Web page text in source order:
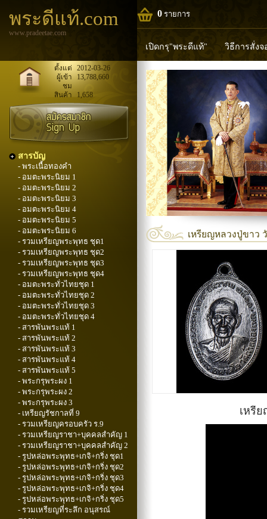
พระดีแท้.com
www.pradeetae.com
0 รายการ
เปิดกรุ"พระดีแท้" วิธีการสั่งจ
หลวงพ่อทวด หลวงปู่ทิม
พระพุทธวิริยากร
ตั้งแต่
2012-03-26
ผู้เข้า
ชม
13,788,660
สินค้า 1,658
สารบัญ
- พระเนื้อทองคำ
- อมตะพระนิยม 1
- อมตะพระนิยม 2
- อมตะพระนิยม 3
- อมตะพระนิยม 4
- อมตะพระนิยม 5
- อมตะพระนิยม 6
- รวมเหรียญพระพุทธ ชุด1
- รวมเหรียญพระพุทธ ชุด2
- รวมเหรียญพระพุทธ ชุด3
- รวมเหรียญพระพุทธ ชุด4
- อมตะพระทั่วไทยชุด 1
- อมตะพระทั่วไทยชุด 2
- อมตะพระทั่วไทยชุด 3
- อมตะพระทั่วไทยชุด 4
- สารพันพระแท้ 1
- สารพันพระแท้ 2
- สารพันพระแท้ 3
- สารพันพระแท้ 4
- สารพันพระแท้ 5
- พระกรุพระผง 1
- พระกรุพระผง 2
- พระกรุพระผง 3
- เหรียญรัชกาลที่ 9
- รวมเหรียญครอบครัว ร.9
- รวมเหรียญราชา+บุคคลสำคัญ 1
- รวมเหรียญราชา+บุคคลสำคัญ 2
- รูปหล่อพระพุทธ+เกจิ+กริ่ง ชุด1
- รูปหล่อพระพุทธ+เกจิ+กริ่ง ชุด2
- รูปหล่อพระพุทธ+เกจิ+กริ่ง ชุด3
- รูปหล่อพระพุทธ+เกจิ+กริ่ง ชุด4
- รูปหล่อพระพุทธ+เกจิ+กริ่ง ชุด5
- รวมเหรียญที่ระลึก อนุสรณ์
เหรียญหลวงปู่ขาว
เหรี